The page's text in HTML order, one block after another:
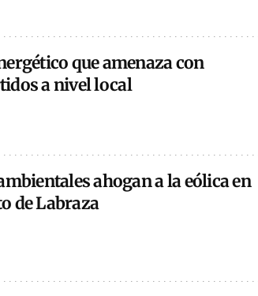
que amenaza con
a nivel local
ahogan a la eólica en
de Labraza